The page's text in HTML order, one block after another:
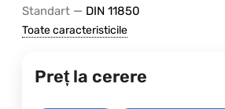
Standart — DIN 11850
Toate caracteristicile
Preț la cerere